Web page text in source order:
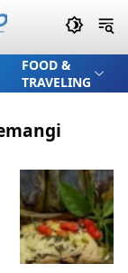
FOOD &
TRAVELING